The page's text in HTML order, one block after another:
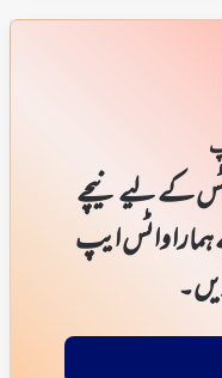
کے لیے نیچے
واٹس ایپ